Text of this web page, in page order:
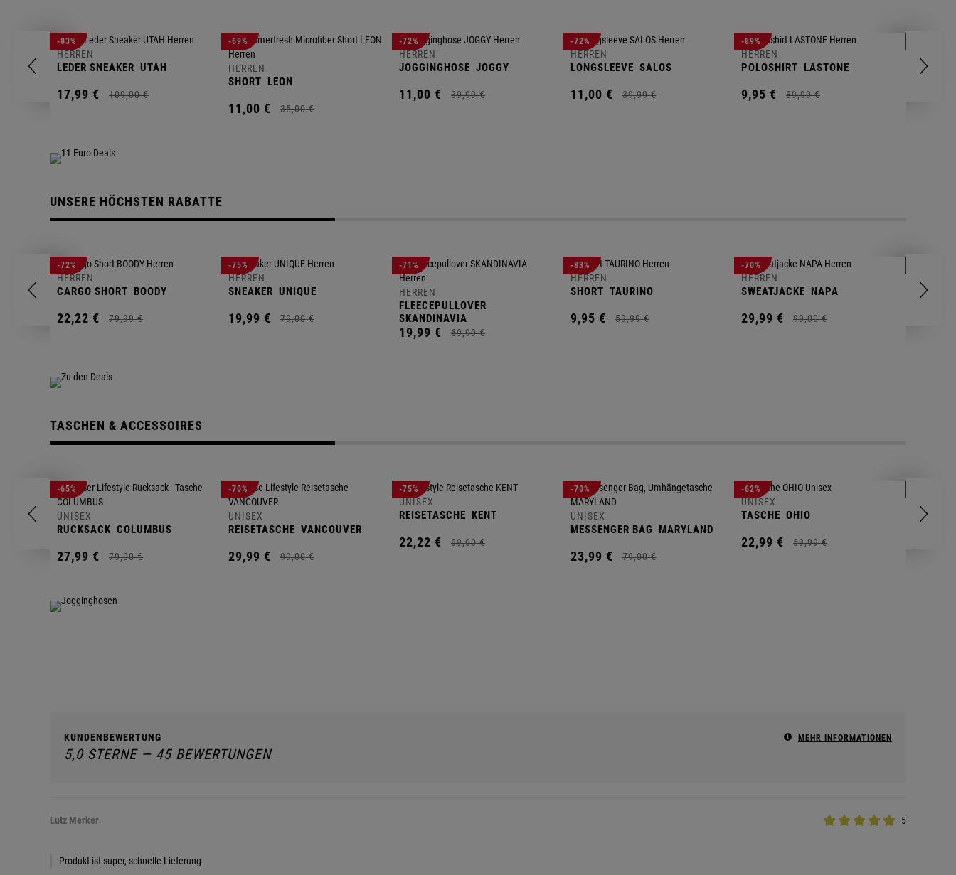
-83%
HERREN
LEDER SNEAKER UTAH
17,99 € 109,00 €
-69%
HERREN
SHORT LEON
11,00 € 35,00 €
-72%
HERREN
JOGGINGHOSE JOGGY
11,00 € 39,99 €
-72%
HERREN
LONGSLEEVE SALOS
11,00 € 39,99 €
-89%
HERREN
POLOSHIRT LASTONE
9,95 € 89,99 €
SHORT
UNSERE HÖCHSTEN RABATTE
-72%
HERREN
CARGO SHORT BOODY
22,22 € 79,99 €
-75%
HERREN
SNEAKER UNIQUE
19,99 € 79,00 €
-71%
HERREN
FLEECEPULLOVER
SKANDINAVIA
19,99 € 69,99 €
-83%
HERREN
SHORT TAURINO
9,95 € 59,99 €
-70%
HERREN
SWEATJACKE NAPA
29,99 € 99,00 €
TASCHEN & ACCESSOIRES
-65%
UNISEX
RUCKSACK COLUMBUS
27,99 € 79,00 €
-70%
UNISEX
REISETASCHE VANCOUVER
29,99 € 99,00 €
-75%
UNISEX
REISETASCHE KENT
22,22 € 89,00 €
-70%
UNISEX
MESSENGER BAG MARYLAND
23,99 € 79,00 €
-62%
UNISEX
TASCHE OHIO
22,99 € 59,99 €
KUNDENBEWERTUNG MEHR INFORMATIONEN
5,0 STERNE — 45 BEWERTUNGEN
Lutz Merker 5
Produkt ist super, schnelle Lieferung